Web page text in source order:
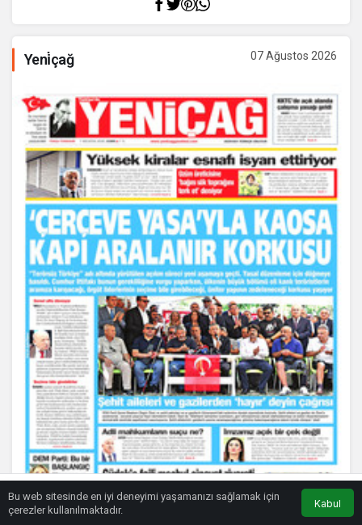
Yeni̇çağ 07 Ağustos 2026
Bu web sitesinde en iyi deneyimi yaşamanızı sağlamak için
çerezler kullanılmaktadır.
Kabul
Anasayfa Trafik